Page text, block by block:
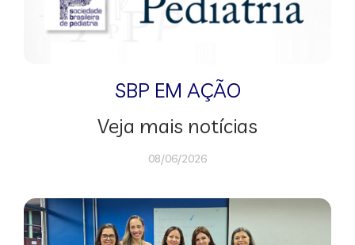
SBP EM AÇÃO
Veja mais notícias
08/06/2026